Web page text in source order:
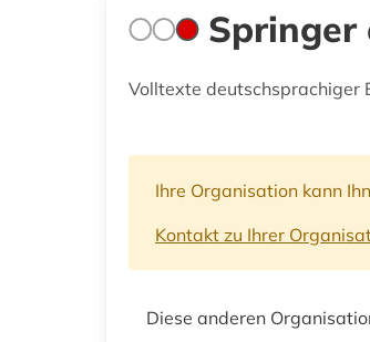
Springer
Volltexte deutschsprachiger
Ihre Organisation kann
Kontakt zu Ihrer
Diese anderen